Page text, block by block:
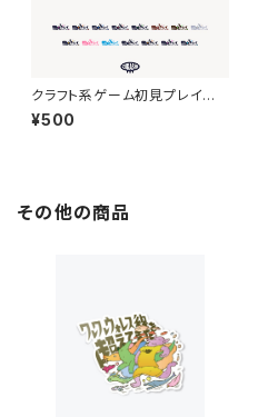
クラフト系ゲーム初見プレイロ
ゴ【サムネ素材】
¥500
その他の商品